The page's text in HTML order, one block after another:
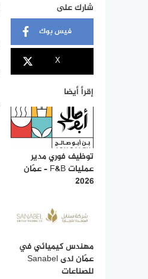
شارك على
فيس بوك
X
إقرأ أيضا
توظيف فوري مدير
عمليات F&B – عمّان
2026
مهندس كيميائي في
عمّان لدى Sanabel
للصناعات